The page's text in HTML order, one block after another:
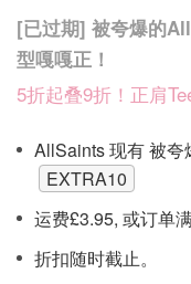
[已过期] 被夸爆的
型嘎嘎正！
5折起叠9折！正肩
AllSaints 现有 被夸
EXTRA10
运费£3.95, 或订单
折扣随时截止。